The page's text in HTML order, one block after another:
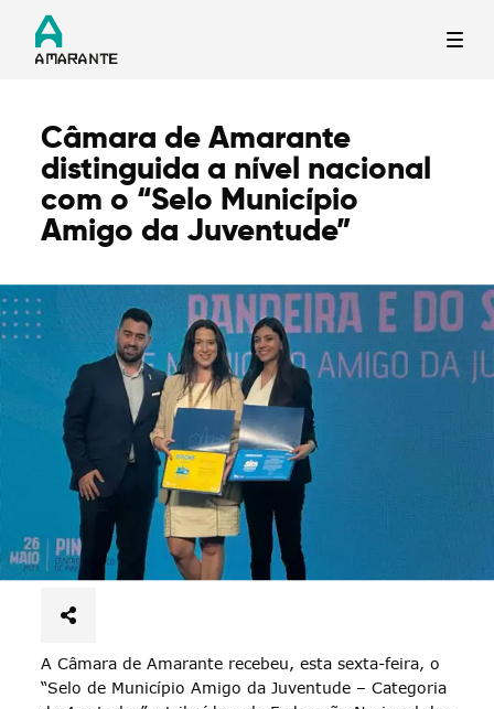
Termo de Pesquisa
Categorias gerais
Filtros
Câmara de Amarante
distinguida a nível nacional
com o “Selo Município
Amigo da Juventude”
A Câmara de Amarante recebeu, esta sexta-feira, o
“Selo de Município Amigo da Juventude – Categoria